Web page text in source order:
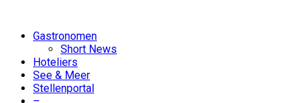
Gastronomen
Short News
Hoteliers
See & Meer
Stellenportal